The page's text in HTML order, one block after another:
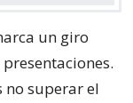
un giro
no superar el